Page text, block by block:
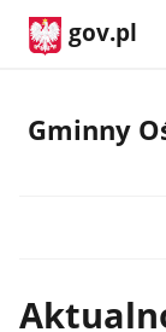
gov.pl
Gminny